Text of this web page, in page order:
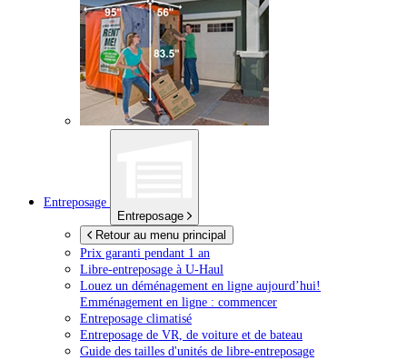
Entreposage
Entreposage
Retour au menu principal
Prix garanti pendant 1 an
Libre-entreposage à U-Haul
Louez un déménagement en ligne aujourd’hui!
Emménagement en ligne : commencer
Entreposage climatisé
Entreposage de VR, de voiture et de bateau
Guide des tailles d'unités de libre-entreposage